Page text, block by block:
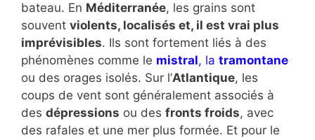
bateau. En Méditerranée, les grains sont
souvent violents, localisés et, il est vrai plus
imprévisibles. Ils sont fortement liés à des
phénomènes comme le mistral, la tramontane
ou des orages isolés. Sur l’Atlantique, les
coups de vent sont généralement associés à
des dépressions ou des fronts froids, avec
des rafales et une mer plus formée. Et pour le